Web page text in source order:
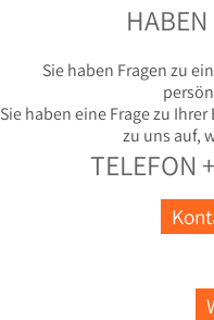
HABEN
Sie haben Fragen zu
Sie haben eine Frage zu
zu uns auf,
TELEFON